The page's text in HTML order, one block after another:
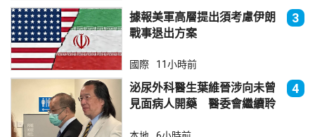
據報美軍高層提出須考慮伊朗
戰事退出方案
3
國際 11小時前
泌尿外科醫生葉維晉涉向未曾
見面病人開藥 醫委會繼續聆
4